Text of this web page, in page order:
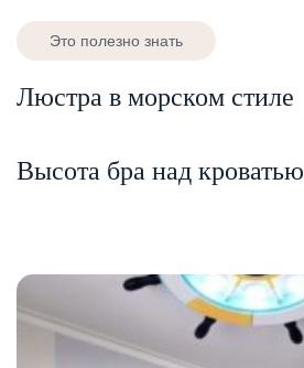
Это полезно знать
Люстра в морском стиле
Высота бра над кроватью